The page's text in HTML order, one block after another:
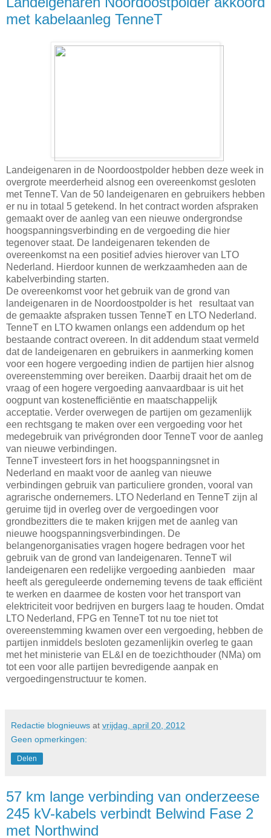
met kabelaanleg TenneT
Landeigenaren in de Noordoostpolder hebben deze week in
overgrote meerderheid alsnog een overeenkomst gesloten
met TenneT. Van de 50 landeigenaren en gebruikers hebben
er nu in totaal 5 getekend. In het contract worden afspraken
gemaakt over de aanleg van een nieuwe ondergrondse
hoogspanningsverbinding en de vergoeding die hier
tegenover staat. De landeigenaren tekenden de
overeenkomst na een positief advies hierover van LTO
Nederland. Hierdoor kunnen de werkzaamheden aan de
kabelverbinding starten.
De overeenkomst voor het gebruik van de grond van
landeigenaren in de Noordoostpolder is het resultaat van
de gemaakte afspraken tussen TenneT en LTO Nederland.
TenneT en LTO kwamen onlangs een addendum op het
bestaande contract overeen. In dit addendum staat vermeld
dat de landeigenaren en gebruikers in aanmerking komen
voor een hogere vergoeding indien de partijen hier alsnog
overeenstemming over bereiken. Daarbij draait het om de
vraag of een hogere vergoeding aanvaardbaar is uit het
oogpunt van kostenefficiëntie en maatschappelijk
acceptatie. Verder overwegen de partijen om gezamenlijk
een rechtsgang te maken over een vergoeding voor het
medegebruik van privégronden door TenneT voor de aanleg
van nieuwe verbindingen.
TenneT investeert fors in het hoogspanningsnet in
Nederland en maakt voor de aanleg van nieuwe
verbindingen gebruik van particuliere gronden, vooral van
agrarische ondernemers. LTO Nederland en TenneT zijn al
geruime tijd in overleg over de vergoedingen voor
grondbezitters die te maken krijgen met de aanleg van
nieuwe hoogspanningsverbindingen. De
belangenorganisaties vragen hogere bedragen voor het
gebruik van de grond van landeigenaren. TenneT wil
landeigenaren een redelijke vergoeding aanbieden maar
heeft als gereguleerde onderneming tevens de taak efficiënt
te werken en daarmee de kosten voor het transport van
elektriciteit voor bedrijven en burgers laag te houden. Omdat
LTO Nederland, FPG en TenneT tot nu toe niet tot
overeenstemming kwamen over een vergoeding, hebben de
partijen inmiddels besloten gezamenlijkin overleg te gaan
met het ministerie van EL&I en de toezichthouder (NMa) om
tot een voor alle partijen bevredigende aanpak en
vergoedingenstructuur te komen.
Redactie blognieuws at vrijdag, april 20, 2012
Geen opmerkingen:
Delen
57 km lange verbinding van onderzeese
245 kV-kabels verbindt Belwind Fase 2
met Northwind